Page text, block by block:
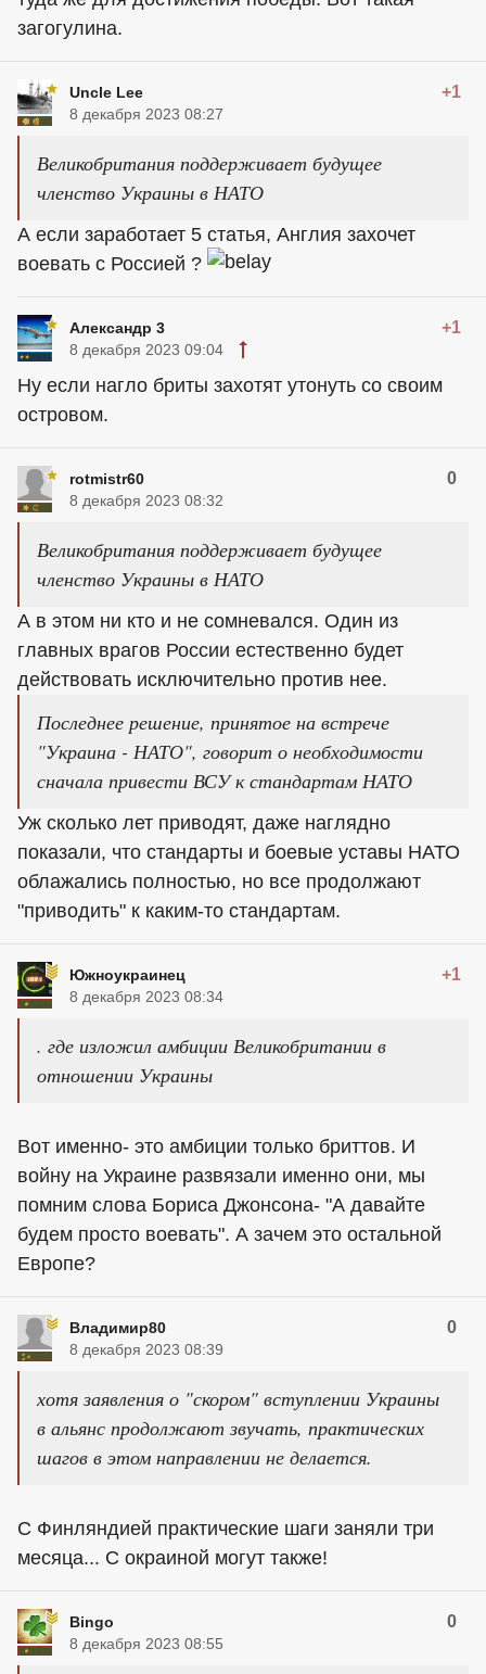
загогулина.
Uncle Lee +1
8 декабря 2023 08:27
Великобритания поддерживает будущее
членство Украины в НАТО
А если заработает 5 статья, Англия захочет
воевать с Россией ?
Александр 3 +1
8 декабря 2023 09:04
Ну если нагло бриты захотят утонуть со своим
островом.
rotmistr60 0
8 декабря 2023 08:32
Великобритания поддерживает будущее
членство Украины в НАТО
А в этом ни кто и не сомневался. Один из
главных врагов России естественно будет
действовать исключительно против нее.
Последнее решение, принятое на встрече
"Украина - НАТО", говорит о необходимости
сначала привести ВСУ к стандартам НАТО
Уж сколько лет приводят, даже наглядно
показали, что стандарты и боевые уставы НАТО
облажались полностью, но все продолжают
"приводить" к каким-то стандартам.
Южноукраинец +1
8 декабря 2023 08:34
. где изложил амбиции Великобритании в
отношении Украины
Вот именно- это амбиции только бриттов. И
войну на Украине развязали именно они, мы
помним слова Бориса Джонсона- "А давайте
будем просто воевать". А зачем это остальной
Европе?
Владимир80 0
8 декабря 2023 08:39
хотя заявления о "скором" вступлении Украины
в альянс продолжают звучать, практических
шагов в этом направлении не делается.
С Финляндией практические шаги заняли три
месяца... С окраиной могут также!
Bingo 0
8 декабря 2023 08:55